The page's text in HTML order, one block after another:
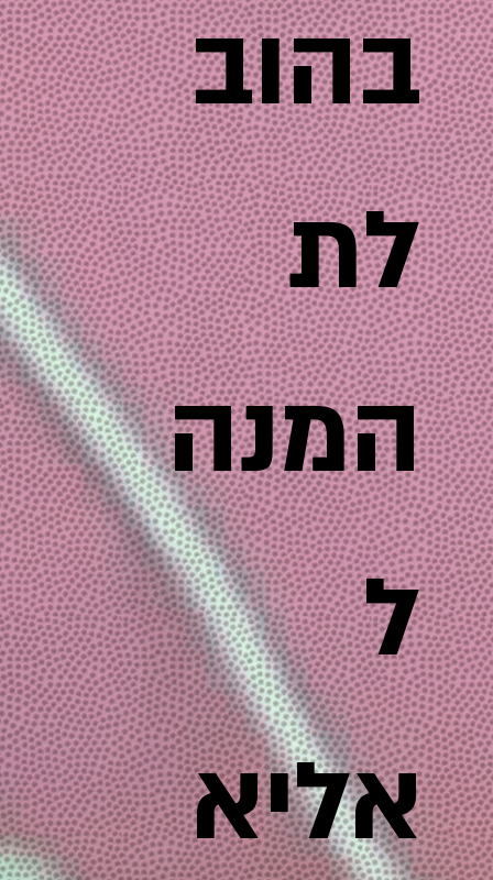
בהוב
לת
המנה
ל
אליא